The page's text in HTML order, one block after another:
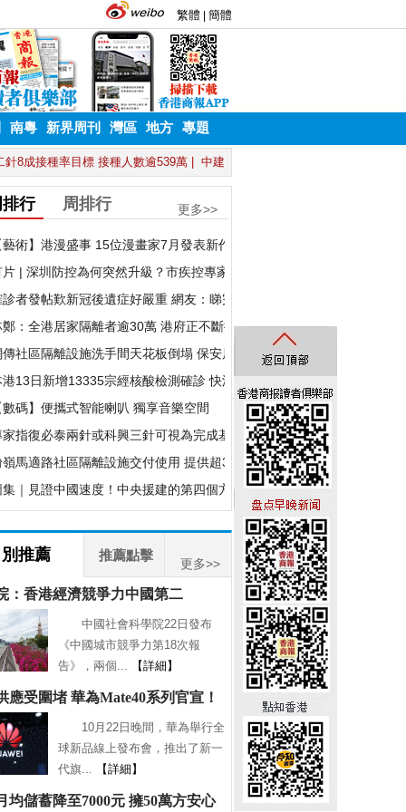
南粵 新界周刊 灣區 地方 專題